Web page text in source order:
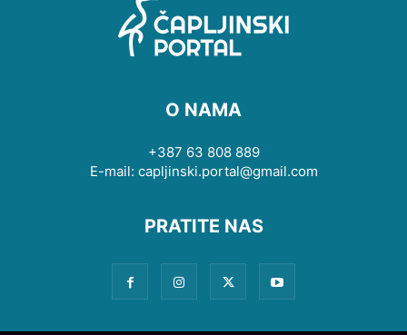
O NAMA
+387 63 808 889
E-mail: capljinski.portal@gmail.com
PRATITE NAS